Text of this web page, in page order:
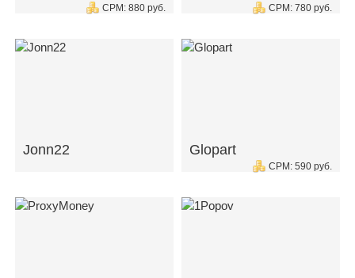
CPM: 880 руб. CPM: 780 руб.
Jonn22 Glopart
CPM: 590 руб.